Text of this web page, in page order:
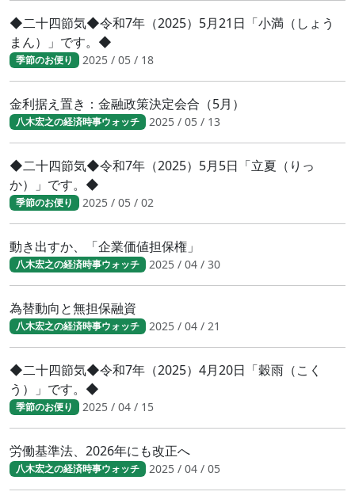
◆二十四節気◆令和7年（2025）5月21日「小満（しょう
まん）」です。◆
季節のお便り 2025 / 05 / 18
金利据え置き：金融政策決定会合（5月）
八木宏之の経済時事ウォッチ 2025 / 05 / 13
◆二十四節気◆令和7年（2025）5月5日「立夏（りっ
か）」です。◆
季節のお便り 2025 / 05 / 02
動き出すか、「企業価値担保権」
八木宏之の経済時事ウォッチ 2025 / 04 / 30
為替動向と無担保融資
八木宏之の経済時事ウォッチ 2025 / 04 / 21
◆二十四節気◆令和7年（2025）4月20日「穀雨（こく
う）」です。◆
季節のお便り 2025 / 04 / 15
労働基準法、2026年にも改正へ
八木宏之の経済時事ウォッチ 2025 / 04 / 05